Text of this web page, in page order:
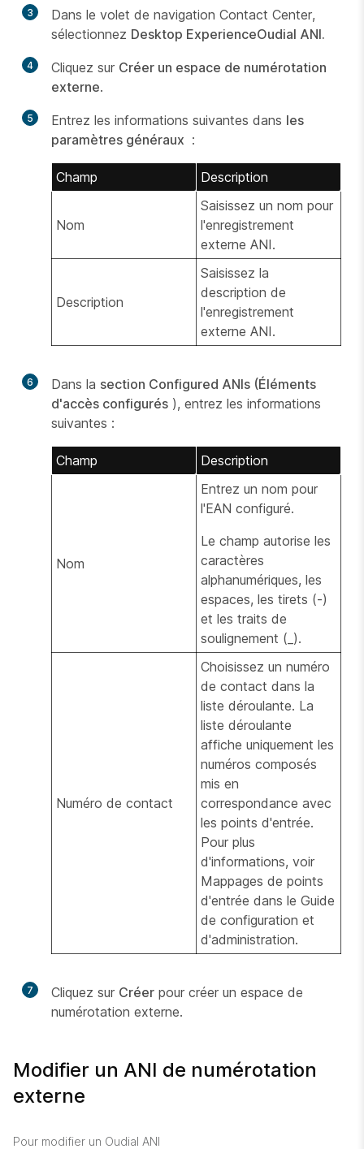
3
Dans le volet de navigation Contact Center,
sélectionnez Desktop ExperienceOudial ANI.
4 Cliquez sur Créer un espace de numérotation
externe.
5 Entrez les informations suivantes dans les
paramètres généraux :
Champ Description
Nom
Saisissez un nom pour
l'enregistrement
externe ANI.
Description
Saisissez la
description de
l'enregistrement
externe ANI.
6 Dans la section Configured ANIs (Éléments
d'accès configurés ), entrez les informations
suivantes :
Champ Description
Nom
Entrez un nom pour
l'EAN configuré.
Le champ autorise les
caractères
alphanumériques, les
espaces, les tirets (-)
et les traits de
soulignement (_).
Numéro de contact
Choisissez un numéro
de contact dans la
liste déroulante. La
liste déroulante
affiche uniquement les
numéros composés
mis en
correspondance avec
les points d'entrée.
Pour plus
d'informations, voir
Mappages de points
d'entrée dans le Guide
de configuration et
d'administration.
7 Cliquez sur Créer pour créer un espace de
numérotation externe.
Modifier un ANI de numérotation
externe
Pour modifier un Oudial ANI